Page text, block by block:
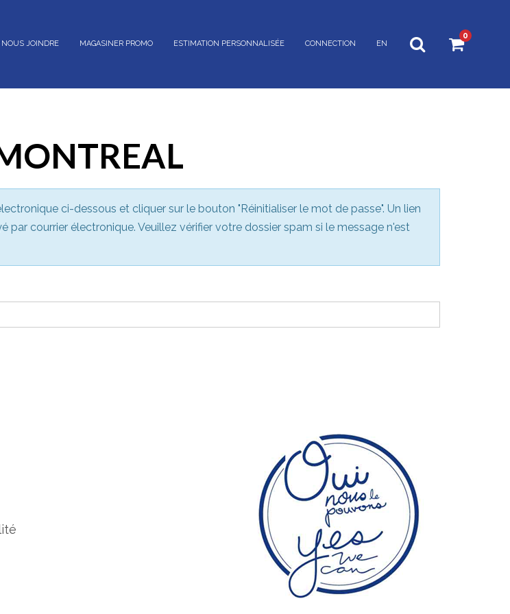
0
NOUS JOINDRE MAGASINER PROMO ESTIMATION PERSONNALISÉE CONNECTION EN
ci-dessous et cliquer sur le bouton "Réinitialiser le mot de passe". Un lien
courrier électronique. Veuillez vérifier votre dossier spam si le message n'est